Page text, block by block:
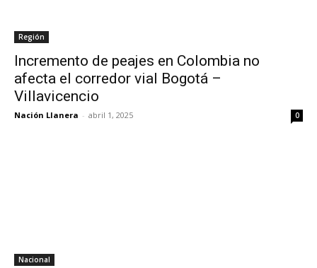
Región
Incremento de peajes en Colombia no
afecta el corredor vial Bogotá –
Villavicencio
Nación Llanera - abril 1, 2025 0
Nacional